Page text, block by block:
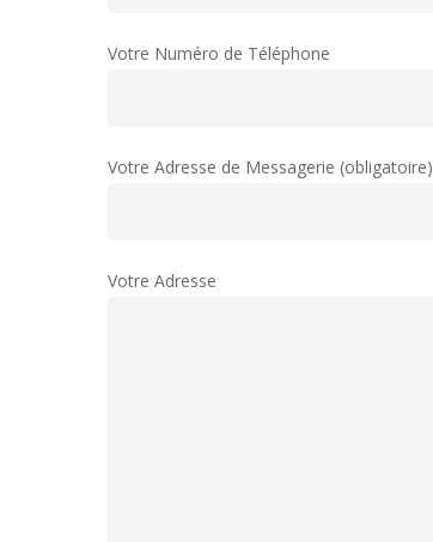
Votre Numéro de Téléphone
Votre Adresse de Messagerie (obligatoire)
Votre Adresse